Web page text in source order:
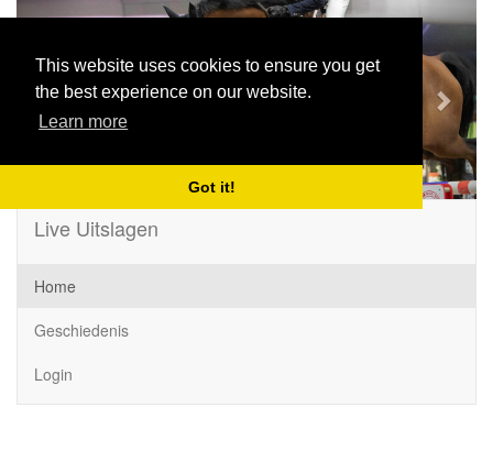
This website uses cookies to ensure you get
the best experience on our website.
Learn more
Got it!
Previous Next
Live Uitslagen
Home
Geschiedenis
Login